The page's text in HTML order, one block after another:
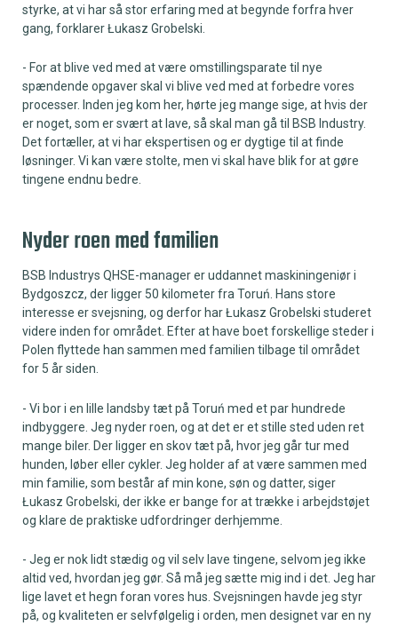
styrke, at vi har så stor erfaring med at begynde forfra hver
gang, forklarer Łukasz Grobelski.
- For at blive ved med at være omstillingsparate til nye
spændende opgaver skal vi blive ved med at forbedre vores
processer. Inden jeg kom her, hørte jeg mange sige, at hvis der
er noget, som er svært at lave, så skal man gå til BSB Industry.
Det fortæller, at vi har ekspertisen og er dygtige til at finde
løsninger. Vi kan være stolte, men vi skal have blik for at gøre
tingene endnu bedre.
Nyder roen med familien
BSB Industrys QHSE-manager er uddannet maskiningeniør i
Bydgoszcz, der ligger 50 kilometer fra Toruń. Hans store
interesse er svejsning, og derfor har Łukasz Grobelski studeret
videre inden for området. Efter at have boet forskellige steder i
Polen flyttede han sammen med familien tilbage til området
for 5 år siden.
- Vi bor i en lille landsby tæt på Toruń med et par hundrede
indbyggere. Jeg nyder roen, og at det er et stille sted uden ret
mange biler. Der ligger en skov tæt på, hvor jeg går tur med
hunden, løber eller cykler. Jeg holder af at være sammen med
min familie, som består af min kone, søn og datter, siger
Łukasz Grobelski, der ikke er bange for at trække i arbejdstøjet
og klare de praktiske udfordringer derhjemme.
- Jeg er nok lidt stædig og vil selv lave tingene, selvom jeg ikke
altid ved, hvordan jeg gør. Så må jeg sætte mig ind i det. Jeg har
lige lavet et hegn foran vores hus. Svejsningen havde jeg styr
på, og kvaliteten er selvfølgelig i orden, men designet var en ny